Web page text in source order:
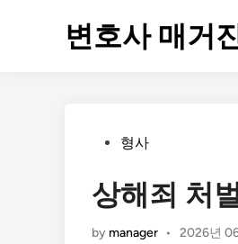
변호사 매거
Posted형사
상해죄 처
by manager • 2026년